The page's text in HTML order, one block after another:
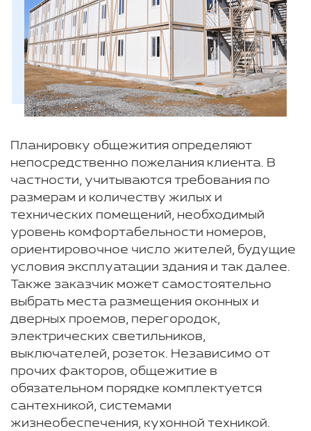
Планировку общежития определяют
непосредственно пожелания клиента. В
частности, учитываются требования по
размерам и количеству жилых и
технических помещений, необходимый
уровень комфортабельности номеров,
ориентировочное число жителей, будущие
условия эксплуатации здания и так далее.
Также заказчик может самостоятельно
выбрать места размещения оконных и
дверных проемов, перегородок,
электрических светильников,
выключателей, розеток. Независимо от
прочих факторов, общежитие в
обязательном порядке комплектуется
сантехникой, системами
жизнеобеспечения, кухонной техникой.